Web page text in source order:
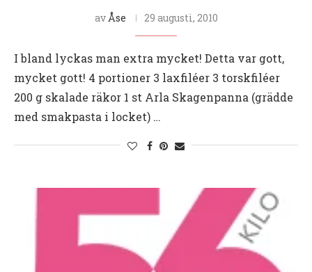
av Åse 29 augusti, 2010
I bland lyckas man extra mycket! Detta var gott,
mycket gott! 4 portioner 3 laxfiléer 3 torskfiléer
200 g skalade räkor 1 st Arla Skagenpanna (grädde
med smakpasta i locket) …